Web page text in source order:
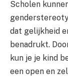
Scholen
dat gelijkheid
benadrukt.
kun je je kind
een open en